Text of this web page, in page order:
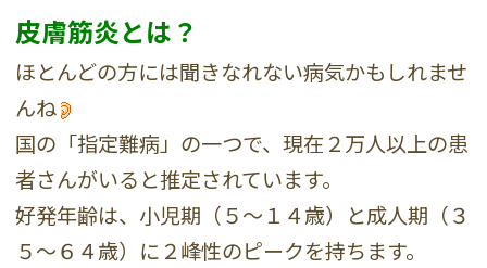
皮膚筋炎とは？
ほとんどの方には聞きなれない病気かもしれませ
んね
国の「指定難病」の一つで、現在２万人以上の患
者さんがいると推定されています。
好発年齢は、小児期（５〜１４歳）と成人期（３
５〜６４歳）に２峰性のピークを持ちます。